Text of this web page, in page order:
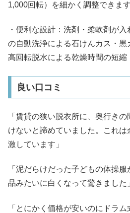
1,000回転）を細かく調整できます
・便利な設計：洗剤・柔軟剤が
の自動洗浄による石けんカス・黒
高回転脱水による乾燥時間の短縮
良い口コミ
「賃貸の狭い脱衣所に、奥行き
けないと諦めていました。これ
激しています」
「泥だらけだった子どもの体操
品みたいに白くなって驚きました
「とにかく価格が安いのにドラ